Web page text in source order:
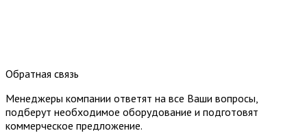
Обратная связь
Менеджеры компании ответят на все Ваши вопросы,
подберут необходимое оборудование и подготовят
коммерческое предложение.